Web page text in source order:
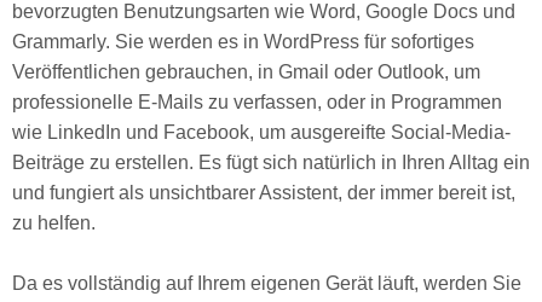
bevorzugten Benutzungsarten wie Word, Google Docs und
Grammarly. Sie werden es in WordPress für sofortiges
Veröffentlichen gebrauchen, in Gmail oder Outlook, um
professionelle E-Mails zu verfassen, oder in Programmen
wie LinkedIn und Facebook, um ausgereifte Social-Media-
Beiträge zu erstellen. Es fügt sich natürlich in Ihren Alltag ein
und fungiert als unsichtbarer Assistent, der immer bereit ist,
zu helfen.
Da es vollständig auf Ihrem eigenen Gerät läuft, werden Sie